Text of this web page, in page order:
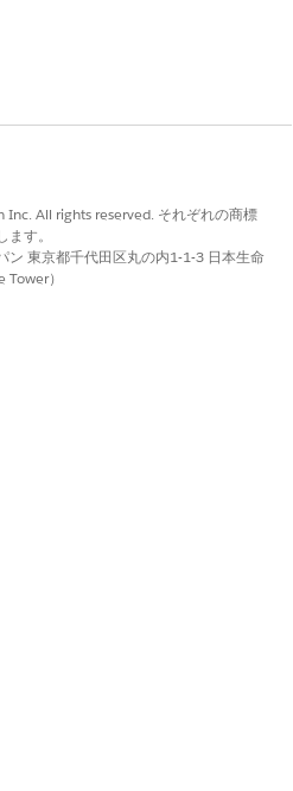
All rights reserved. それぞれの商標
す。
ン 東京都千代田区丸の内1-1-3 日本生命
）